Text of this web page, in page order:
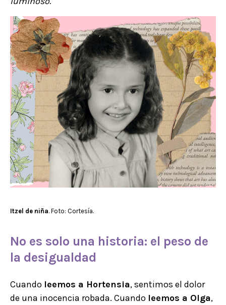
Itzel de niña. Foto: Cortesía.
No es solo una historia: el peso de
la desigualdad
Cuando leemos a Hortensia, sentimos el dolor
de una inocencia robada. Cuando leemos a Olga,